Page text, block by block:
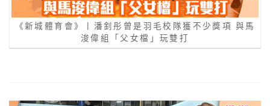
《新城體育會》丨潘釗彤曾是羽毛校隊獲不少獎項 與馬
浚偉組「父女檔」玩雙打